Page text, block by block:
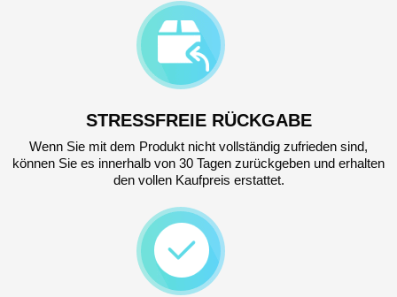
STRESSFREIE RÜCKGABE
Wenn Sie mit dem Produkt nicht vollständig zufrieden sind,
können Sie es innerhalb von 30 Tagen zurückgeben und erhalten
den vollen Kaufpreis erstattet.